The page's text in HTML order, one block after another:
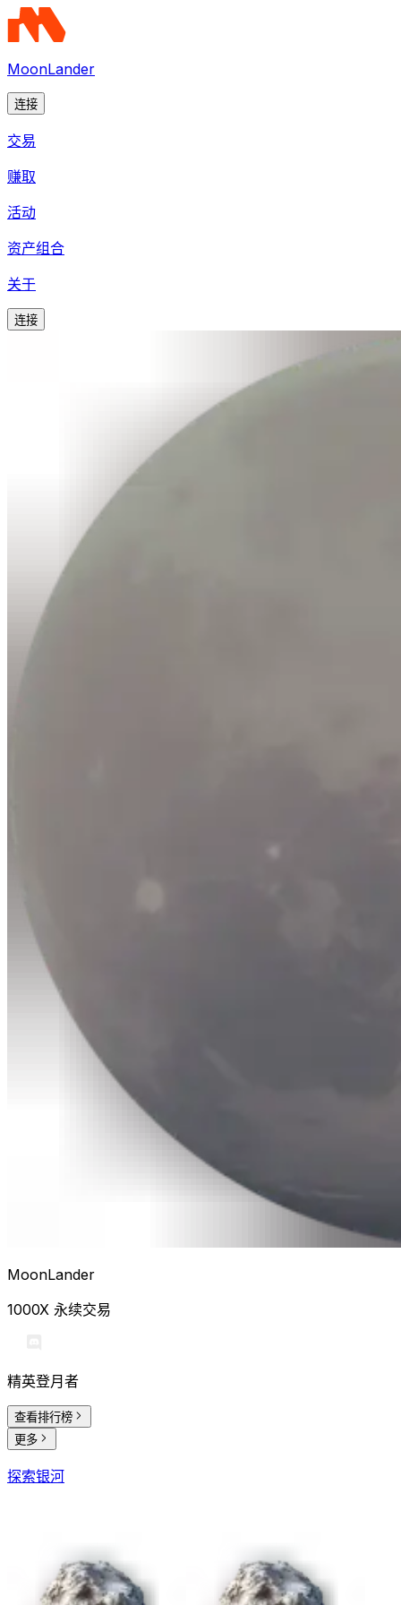
MoonLander
连接
交易
赚取
活动
资产组合
关于
连接
MoonLander
1000X 永续交易
精英登月者
查看排行榜
更多
探索银河